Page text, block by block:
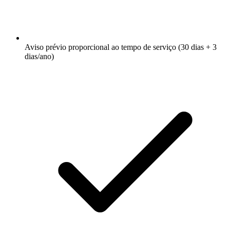
Aviso prévio proporcional ao tempo de serviço (30 dias + 3
dias/ano)